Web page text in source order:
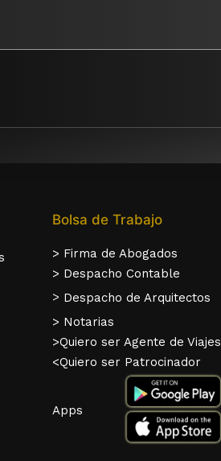
Bolsa de Trabajo
> Firma de Abogados
> Despacho Contable
> Despacho de Arquitectos
> Notarias
>Quiero ser Agente de Viajes
<Quiero ser Patrocinador
Apps